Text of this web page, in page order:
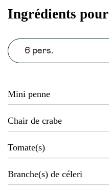
Ingrédients pour
6 pers.
Mini penne
Chair de crabe
Tomate(s)
Branche(s) de céleri